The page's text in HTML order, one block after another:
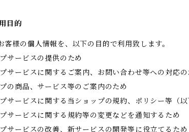
目的
客様の個人情報を、以下の目的で利用致します。
サービスの提供のため
プサービスに関するご案内、お問い合わせ等への対応の
の商品、サービス等のご案内のため
プサービスに関する当ショップの規約、ポリシー等（
サービスに関する規約等の変更などを通知するため
プサービスの改善、新サービスの開発等に役立てるため